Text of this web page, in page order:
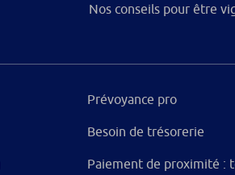
Nos conseils pour être
Prévoyance pro
Besoin de trésorerie
Paiement de proximité :